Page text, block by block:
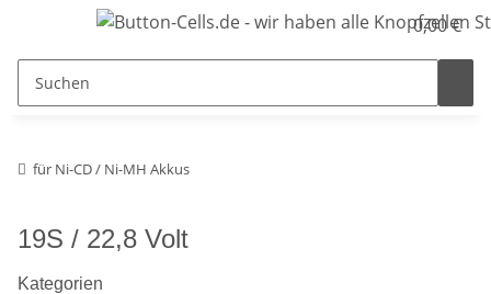
0,00 €
für Ni-CD / Ni-MH Akkus
19S / 22,8 Volt
Kategorien